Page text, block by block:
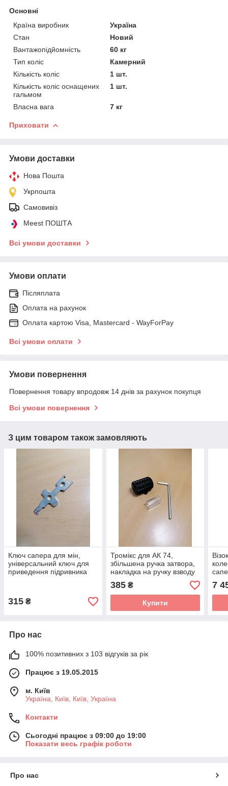
Основні
Країна виробник
Україна
Стан
Новий
Вантажопідйомність
60 кг
Тип коліс
Камерний
Кількість коліс
1 шт.
Кількість коліс оснащених
гальмом
1 шт.
Власна вага 7 кг
Приховати
Умови доставки
Нова Пошта
Укрпошта
Самовивіз
Meest ПОШТА
Всі умови доставки
Умови оплати
Післяплата
Оплата на рахунок
Оплата картою Visa, Mastercard - WayForPay
Всі умови оплати
Умови повернення
Повернення товару впродовж 14 днів за рахунок покупця
Всі умови повернення
З цим товаром також замовляють
Ключ сапера для мін,
універсальний ключ для
приведення підривника
315 ₴
Тромікс для АК 74,
збільшена ручка затвора,
накладка на ручку взводу
затвора карабіна
385₴
Купити
7
Про нас
100% позитивних з 103 відгуків за рік
Працює з 19.05.2015
м. Київ
Україна, Київ, Київ, Україна
Контакти
Сьогодні працює з 09:00 до 19:00
Показати весь графік роботи
Про нас